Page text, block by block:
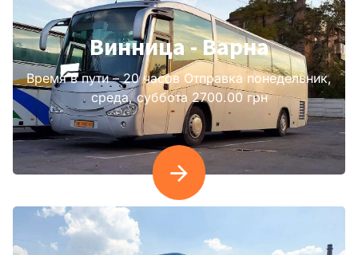
Винница - Варна
Время в пути – 20 часов Отправка понедельник,
среда, суббота 2700.00 грн